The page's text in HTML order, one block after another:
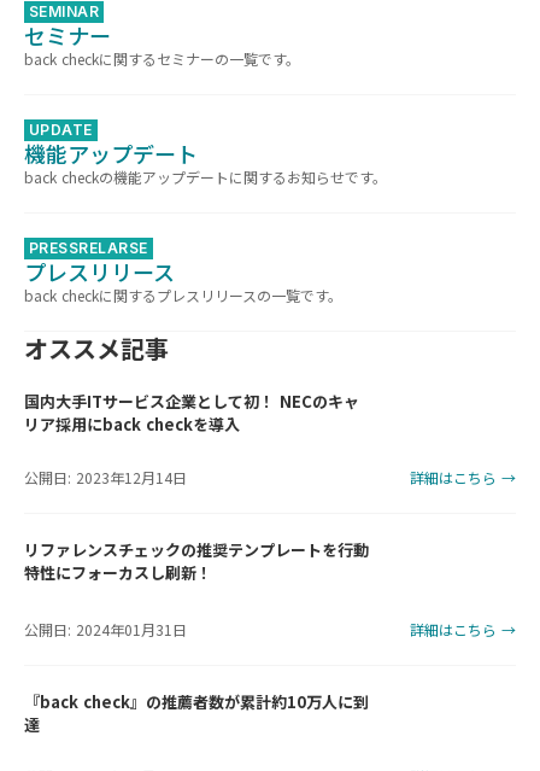
SEMINAR
セミナー
back checkに関するセミナーの一覧です。
UPDATE
機能アップデート
back checkの機能アップデートに関するお知らせです。
PRESSRELARSE
プレスリリース
back checkに関するプレスリリースの一覧です。
オススメ記事
国内大手ITサービス企業として初！ NECのキャ
リア採用にback checkを導入
公開日: 2023年12月14日 詳細はこちら →
リファレンスチェックの推奨テンプレートを行動
特性にフォーカスし刷新！
公開日: 2024年01月31日 詳細はこちら →
『back check』の推薦者数が累計約10万人に到
達